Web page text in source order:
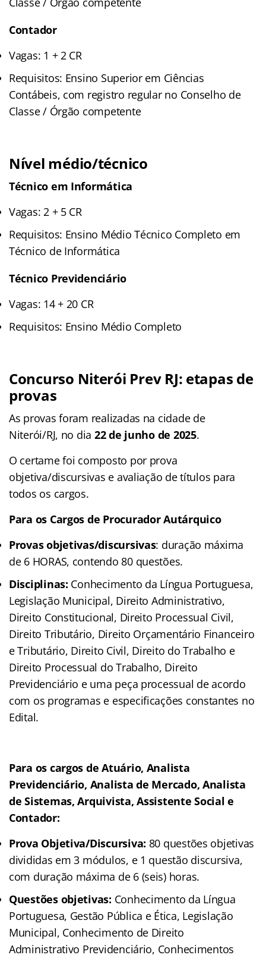
Contador
Vagas: 1 + 2 CR
Requisitos: Ensino Superior em Ciências
Contábeis, com registro regular no Conselho de
Classe / Órgão competente
Nível médio/técnico
Técnico em Informática
Vagas: 2 + 5 CR
Requisitos: Ensino Médio Técnico Completo em
Técnico de Informática
Técnico Previdenciário
Vagas: 14 + 20 CR
Requisitos: Ensino Médio Completo
Concurso Niterói Prev RJ: etapas de
provas
As provas foram realizadas na cidade de
Niterói/RJ, no dia 22 de junho de 2025.
O certame foi composto por prova
objetiva/discursivas e avaliação de títulos para
todos os cargos.
Para os Cargos de Procurador Autárquico
Provas objetivas/discursivas: duração máxima
de 6 HORAS, contendo 80 questões.
Disciplinas: Conhecimento da Língua Portuguesa,
Legislação Municipal, Direito Administrativo,
Direito Constitucional, Direito Processual Civil,
Direito Tributário, Direito Orçamentário Financeiro
e Tributário, Direito Civil, Direito do Trabalho e
Direito Processual do Trabalho, Direito
Previdenciário e uma peça processual de acordo
com os programas e especificações constantes no
Edital.
Para os cargos de Atuário, Analista
Previdenciário, Analista de Mercado, Analista
de Sistemas, Arquivista, Assistente Social e
Contador:
Prova Objetiva/Discursiva: 80 questões objetivas
divididas em 3 módulos, e 1 questão discursiva,
com duração máxima de 6 (seis) horas.
Questões objetivas: Conhecimento da Língua
Portuguesa, Gestão Pública e Ética, Legislação
Municipal, Conhecimento de Direito
Administrativo Previdenciário, Conhecimentos